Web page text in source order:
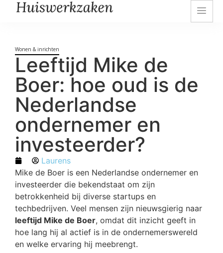
Wonen & inrichten
Leeftijd Mike de
Boer: hoe oud is de
Nederlandse
ondernemer en
investeerder?
Laurens
Mike de Boer is een Nederlandse ondernemer en
investeerder die bekendstaat om zijn
betrokkenheid bij diverse startups en
techbedrijven. Veel mensen zijn nieuwsgierig naar
leeftijd Mike de Boer, omdat dit inzicht geeft in
hoe lang hij al actief is in de ondernemerswereld
en welke ervaring hij meebrengt.